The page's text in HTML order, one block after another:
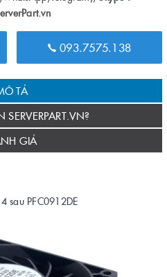
093.7575.138
TẢ
SERVERPART.VN?
GIÁ
sau PFC0912DE